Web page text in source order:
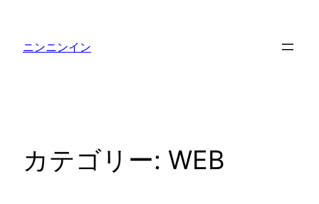
ニンニンイン
カテゴリー: WEB